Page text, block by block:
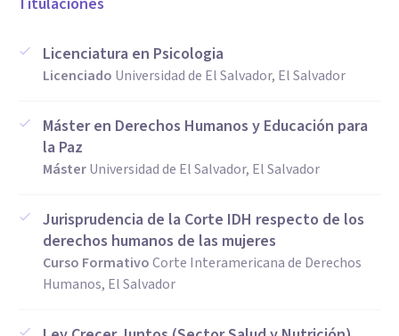
Licenciatura en Psicologia
Licenciado Universidad de El Salvador, El Salvador
Máster en Derechos Humanos y Educación para
la Paz
MásterUniversidad de El Salvador, El Salvador
Jurisprudencia de la Corte IDH respecto de los
derechos humanos de las mujeres
Curso FormativoCorte Interamericana de Derechos
Humanos, El Salvador